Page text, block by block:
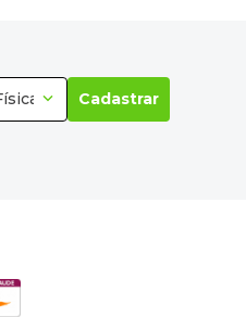
Cadastrar